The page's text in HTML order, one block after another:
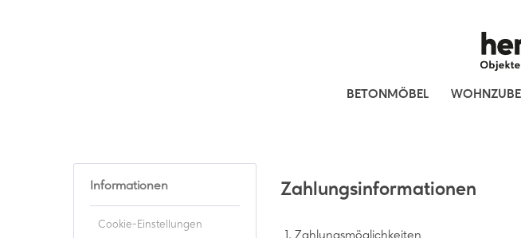
BETONMÖBEL
Informationen
Cookie-Einstellungen
Zahlungsinformationen
1. Zahlungsmöglichkeiten